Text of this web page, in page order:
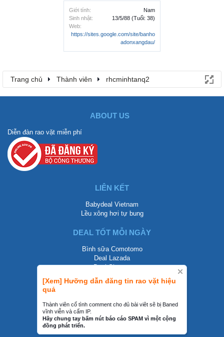
[Xem] Hưỡng dẫn đăng tin rao vặt hiệu
quả
Thành viên cố tình comment cho đủ bài viêt sẽ bị Baned
vĩnh viễn và cấm IP.
Hãy chung tay bấm nút báo cáo SPAM vì một cộng
đồng phát triển.
Giới tính:
Nam
Sinh nhật:
13/5/88 (Tuổi: 38)
Web:
https://sites.google.com/site/banho
adonxangdau/
Trang chủ Thành viên rhcminhtanq2
ABOUT US
Diễn đàn rao vặt miễn phí
LIÊN KẾT
Babydeal Vietnam
Lều xông hơi tự bung
DEAL TỐT MỖI NGÀY
Bình sữa Comotomo
Deal Lazada
Deal Shopee
LIÊN HỆ
0858002468
contact@mraovat.vn